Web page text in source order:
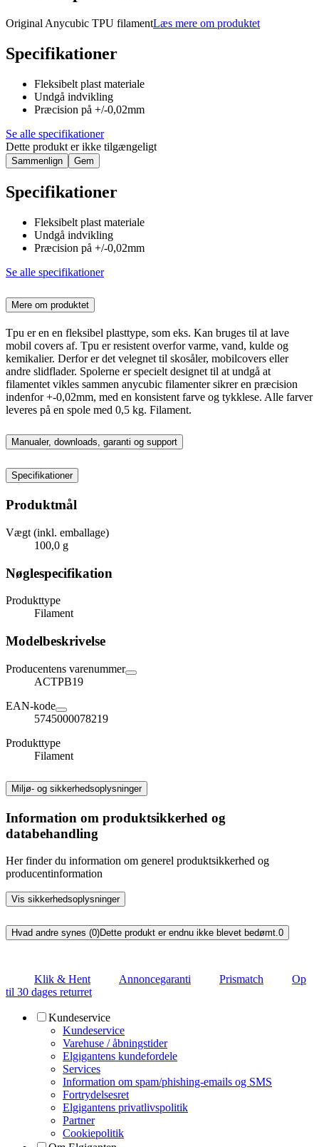
Original Anycubic TPU filamentLæs mere om produktet
Specifikationer
Fleksibelt plast materiale
Undgå indvikling
Præcision på +/-0,02mm
Se alle specifikationer
Dette produkt er ikke tilgængeligt
Sammenlign Gem
Specifikationer
Fleksibelt plast materiale
Undgå indvikling
Præcision på +/-0,02mm
Se alle specifikationer
Mere om produktet
Tpu er en en fleksibel plasttype, som eks. Kan bruges til at lave
mobil covers af. Tpu er resistent overfor varme, vand, kulde og
kemikalier. Derfor er det velegnet til skosåler, mobilcovers eller
andre slidflader. Spolerne er specielt designet til at undgå at
filamentet vikles sammen anycubic filamenter sikrer en præcision
indenfor +-0,02mm, med en konsistent farve og tykklese. Alle farver
leveres på en spole med 0,5 kg. Filament.
Manualer, downloads, garanti og support
Specifikationer
Produktmål
Vægt (inkl. emballage)
100,0 g
Nøglespecifikation
Produkttype
Filament
Modelbeskrivelse
Producentens varenummer
ACTPB19
EAN-kode
5745000078219
Produkttype
Filament
Miljø- og sikkerhedsoplysninger
Information om produktsikkerhed og
databehandling
Her finder du information om generel produktsikkerhed og
producentinformation
Vis sikkerhedsoplysninger
Hvad andre synes (0)Dette produkt er endnu ikke blevet bedømt.0
Klik & Hent Annoncegaranti Prismatch
Op
til 30 dages returret
Kundeservice
Kundeservice
Varehuse / åbningstider
Elgigantens kundefordele
Services
Information om spam/phishing-emails og SMS
Fortrydelsesret
Elgigantens privatlivspolitik
Partner
Cookiepolitik